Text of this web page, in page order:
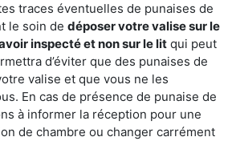
traces éventuelles de punaises de
le soin de déposer votre valise sur le
inspecté et non sur le lit qui peut
d’éviter que des punaises de
valise et que vous ne les
En cas de présence de punaise de
à informer la réception pour une
de chambre ou changer carrément